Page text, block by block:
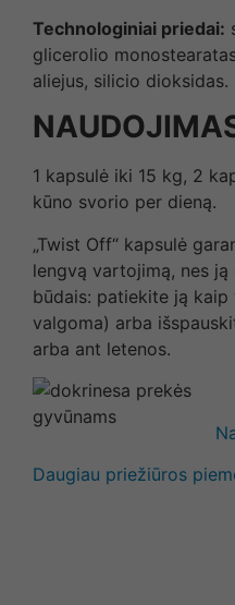
Technologiniai priedai:
glicerolio
aliejus, silicio dioksidas.
1 kapsulė iki 15 kg, 2
kūno svorio per dieną.
„Twist Off“ kapsulė
lengvą vartojimą, nes
būdais: patiekite ją
valgoma) arba
arba ant letenos.
Daugiau priežiūros